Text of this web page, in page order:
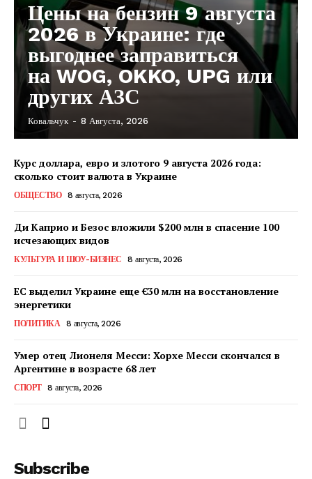
КавПолит
Цены на бензин 9 августа
2026 в Украине: где
выгоднее заправиться
на WOG, OKKO, UPG или
других АЗС
Ковальчук - 8 Августа, 2026
Курс доллара, евро и злотого 9 августа 2026 года:
сколько стоит валюта в Украине
ОБЩЕСТВО 8 августа, 2026
Ди Каприо и Безос вложили $200 млн в спасение 100
исчезающих видов
КУЛЬТУРА И ШОУ-БИЗНЕС 8 августа, 2026
ЕС выделил Украине еще €30 млн на восстановление
энергетики
ПОЛИТИКА 8 августа, 2026
Умер отец Лионеля Месси: Хорхе Месси скончался в
Аргентине в возрасте 68 лет
СПОРТ 8 августа, 2026
Subscribe